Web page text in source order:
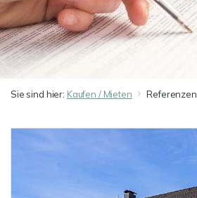
Sie sind hier: Kaufen / Mieten Referenzen